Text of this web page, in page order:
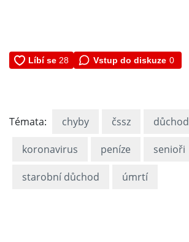
Vstup do diskuze 0
Témata: chyby čssz důchod
koronavirus peníze senioři
starobní důchod úmrtí